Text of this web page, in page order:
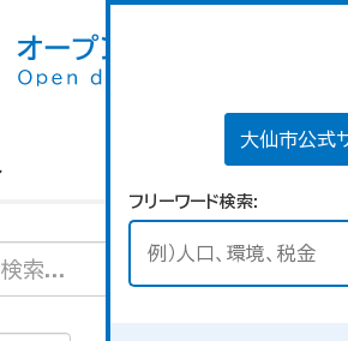
大仙市公式
フリーワード検索